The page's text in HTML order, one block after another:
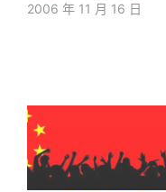
2006 年 11 月 16 日